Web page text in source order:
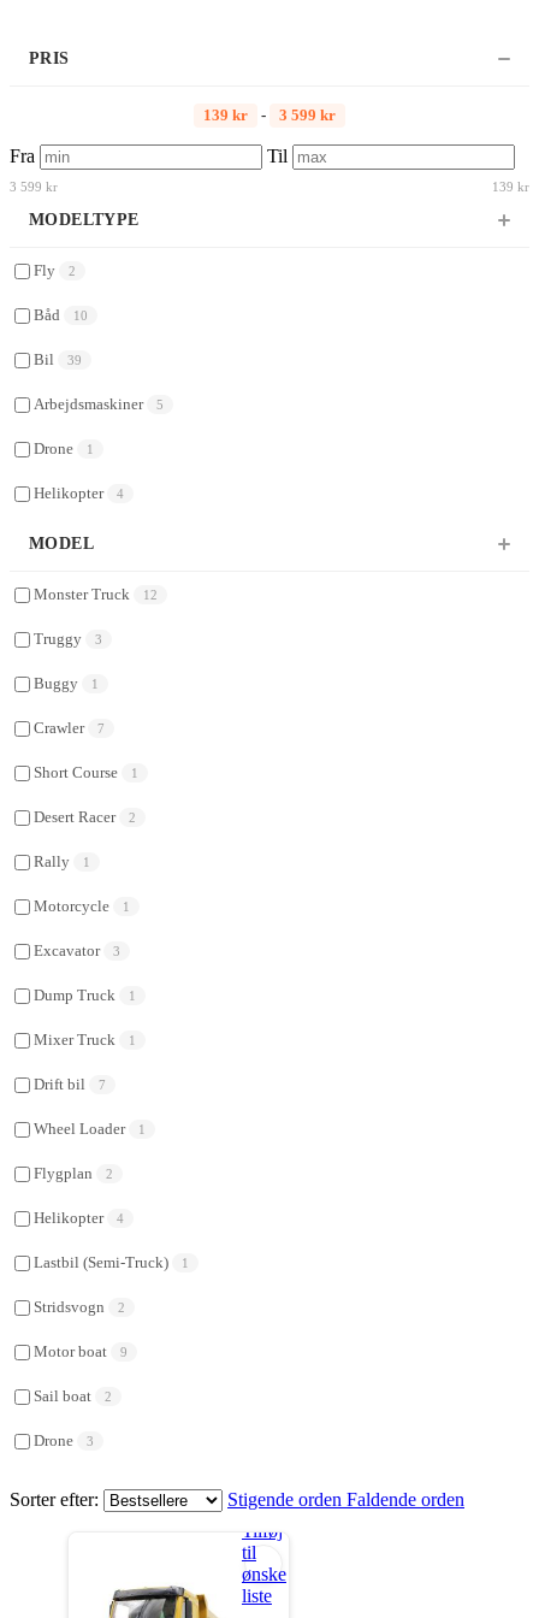
Sorter efter: Stigende orden Faldende orden
Tilføj
til
ønske
liste
PRIS
139 kr - 3 599 kr
Fra Til
3 599 kr 139 kr
MODELTYPE
Fly 2
Båd 10
Bil 39
Arbejdsmaskiner 5
Drone 1
Helikopter 4
MODEL
Monster Truck 12
Truggy 3
Buggy 1
Crawler 7
Short Course 1
Desert Racer 2
Rally 1
Motorcycle 1
Excavator 3
Dump Truck 1
Mixer Truck 1
Drift bil 7
Wheel Loader 1
Flygplan 2
Helikopter 4
Lastbil (Semi-Truck) 1
Stridsvogn 2
Motor boat 9
Sail boat 2
Drone 3